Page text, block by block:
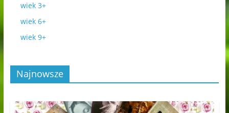
wiek 3+
wiek 6+
wiek 9+
Najnowsze